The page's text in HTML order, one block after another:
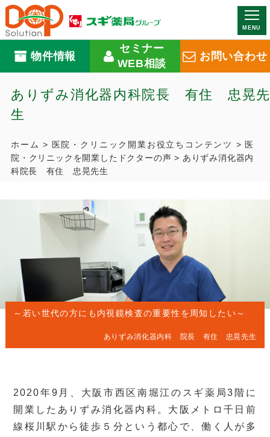
MENU
物件情報
セミナー
WEB相談
お問い合わせ
ありずみ消化器内科院長 有住 忠晃先
生
ホーム > 医院・クリニック開業お役立ちコンテンツ > 医
院・クリニックを開業したドクターの声 > ありずみ消化器内
科院長 有住 忠晃先生
～若い世代の方にも内視鏡検査の重要性を周知したい～
ありずみ消化器内科 院長 有住 忠晃先生
2020年9月、大阪市西区南堀江のスギ薬局3階に
開業したありずみ消化器内科。大阪メトロ千日前
線桜川駅から徒歩５分という都心で、働く人が多